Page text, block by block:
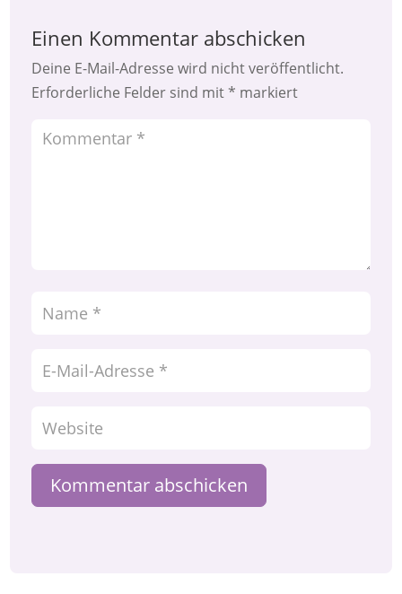
Einen Kommentar abschicken
Deine E-Mail-Adresse wird nicht veröffentlicht.
Erforderliche Felder sind mit* markiert
Kommentar abschicken